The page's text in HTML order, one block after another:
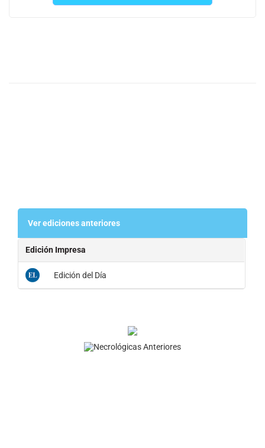
Ver ediciones anteriores
Edición Impresa
Edición del Día